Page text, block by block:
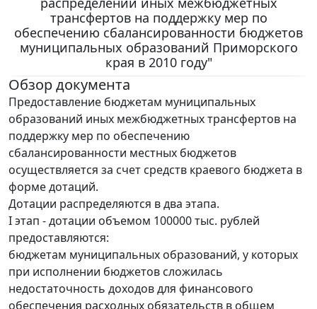
трансфертов на поддержку мер по
обеспечению сбалансированности бюджетов
муниципальных образований Приморского
края в 2010 году"
Обзор документа
Предоставление бюджетам муниципальных
образований иных межбюджетных трансфертов на
поддержку мер по обеспечению
сбалансированности местных бюджетов
осуществляется за счет средств краевого бюджета в
форме дотаций.
Дотации распределяются в два этапа.
I этап - дотации объемом 100000 тыс. рублей
предоставляются:
бюджетам муниципальных образований, у которых
при исполнении бюджетов сложилась
недостаточность доходов для финансового
обеспечения расходных обязательств в общем